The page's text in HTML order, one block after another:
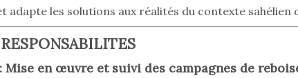
adapte les solutions aux réalités du contexte sahélien
Mise en œuvre et suivi des campagnes de